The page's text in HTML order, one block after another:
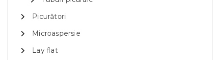
Picurători
Microaspersie
Lay flat